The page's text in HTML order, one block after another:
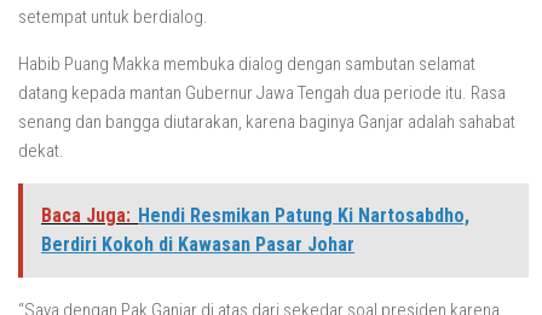
setempat untuk berdialog.
Habib Puang Makka membuka dialog dengan sambutan selamat
datang kepada mantan Gubernur Jawa Tengah dua periode itu. Rasa
senang dan bangga diutarakan, karena baginya Ganjar adalah sahabat
dekat.
Baca Juga: Hendi Resmikan Patung Ki Nartosabdho,
Berdiri Kokoh di Kawasan Pasar Johar
“Saya dengan Pak Ganjar di atas dari sekedar soal presiden karena